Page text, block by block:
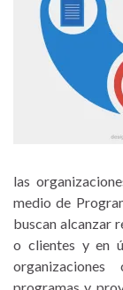
las
medio de
buscan alcanzar
o clientes y en